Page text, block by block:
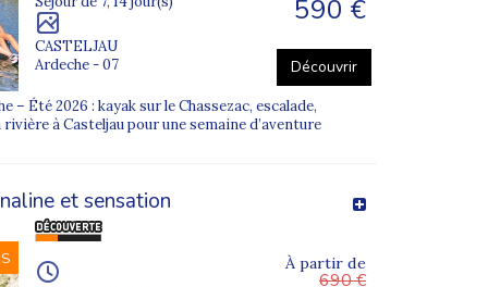
scolaires, sans objectif de performance.
sont toujours pris en compte.
CASTELJAU
Ardeche - 07
590 €
Découvrir
– Été 2026 : kayak sur le Chassezac, escalade,
à Casteljau pour une semaine d’aventure
et sensation
À partir de
690 €